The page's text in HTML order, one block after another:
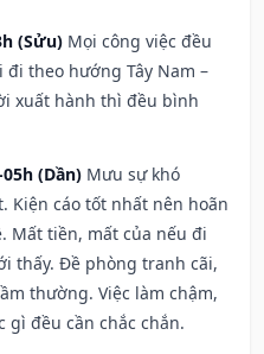
(Sửu) Mọi công việc đều
theo hướng Tây Nam –
xuất hành thì đều bình
(Dần) Mưu sự khó
Kiện cáo tốt nhất nên hoãn
Mất tiền, mất của nếu đi
thấy. Đề phòng tranh cãi,
thường. Việc làm chậm,
gì đều cần chắc chắn.